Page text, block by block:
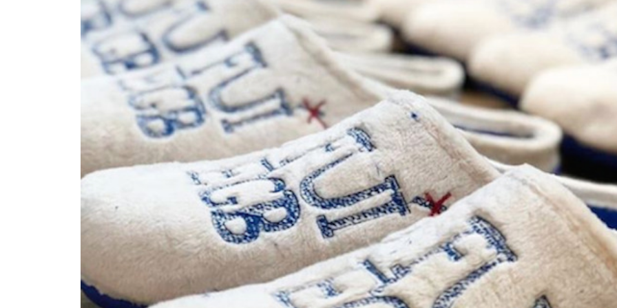
¿Sabías que…? Diez
curiosidades que igual no
sabes de cuando íbamos a
EGB
8 febrero, 2023
Gana el nuevo juego Yo
Fui a EGB ‘¿Verdad, reto o
consecuencia?’
respondiendo correctamente estas
5 preguntas
15 diciembre, 2022
Prime Video estrena
‘Mañana es hoy’ y
recordamos cosas que se
pusieron de moda en los 90 que ya
desaparecieron
Gana una de las cuatro
unidades de PLAYMOBIL
que sorteamos: Knight
Rider – El coche fantástico
[finalizado]
18 noviembre, 2022
FlixOlé nos divierte con su
colección de comedias de
los 80 y 90 y regalamos
tres suscripciones anuales
18 noviembre, 2022
Llega el nuevo juego de
mesa Yo Fui a EGB:
Verdad, reto o
consecuencia, con más preguntas
y atrevidas pruebas
17 noviembre, 2022
¿Sabías que…? Diez
curiosidades que
sabes de cuando
Gana el nuevo juego
Fui a EGB ‘¿Verdad,
consecuencia?’
respondiendo correctamente
5 preguntas
15 diciembre, 2022
Prime Video estrena
‘Mañana es hoy’ y
recordamos cosas
pusieron de moda en los 90
desaparecieron
2 diciembre, 2022